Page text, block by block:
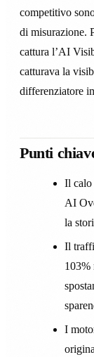
competitivo
di misurazione.
cattura l’AI
catturava la
differenziatore
Punti
Il calo
AI
la
Il
103%
I